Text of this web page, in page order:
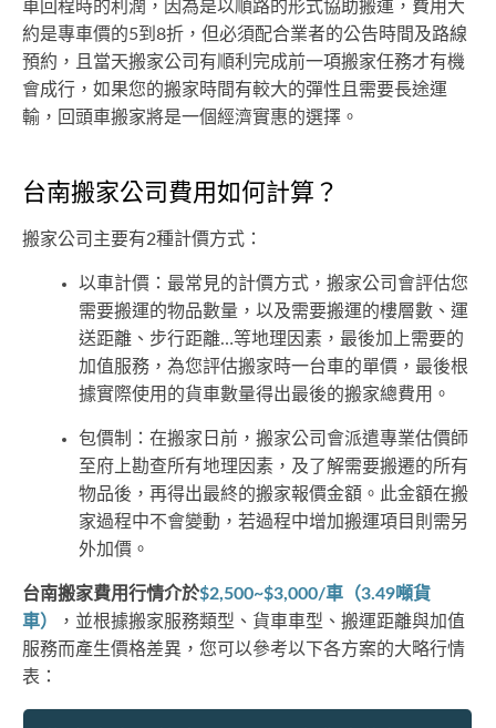
車回程時的利潤，因為是以順路的形式協助搬運，費用大
約是專車價的5到8折，但必須配合業者的公告時間及路線
預約，且當天搬家公司有順利完成前一項搬家任務才有機
會成行，如果您的搬家時間有較大的彈性且需要長途運
輸，回頭車搬家將是一個經濟實惠的選擇。
台南搬家公司費用如何計算？
搬家公司主要有2種計價方式：
以車計價：最常見的計價方式，搬家公司會評估您
需要搬運的物品數量，以及需要搬運的樓層數、運
送距離、步行距離…等地理因素，最後加上需要的
加值服務，為您評估搬家時一台車的單價，最後根
據實際使用的貨車數量得出最後的搬家總費用。
包價制：在搬家日前，搬家公司會派遣專業估價師
至府上勘查所有地理因素，及了解需要搬遷的所有
物品後，再得出最終的搬家報價金額。此金額在搬
家過程中不會變動，若過程中增加搬運項目則需另
外加價。
台南搬家費用行情介於$2,500~$3,000/車（3.49噸貨
車）
，並根據搬家服務類型、貨車車型、搬運距離與加值
服務而產生價格差異，您可以參考以下各方案的大略行情
表：